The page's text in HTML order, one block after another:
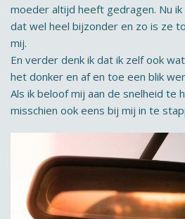
moeder altijd heeft gedragen. Nu
dat wel heel bijzonder en zo is ze
mij.
En verder denk ik dat ik zelf ook
het donker en af en toe een blik
Als ik beloof mij aan de snelheid te
misschien ook eens bij mij in te